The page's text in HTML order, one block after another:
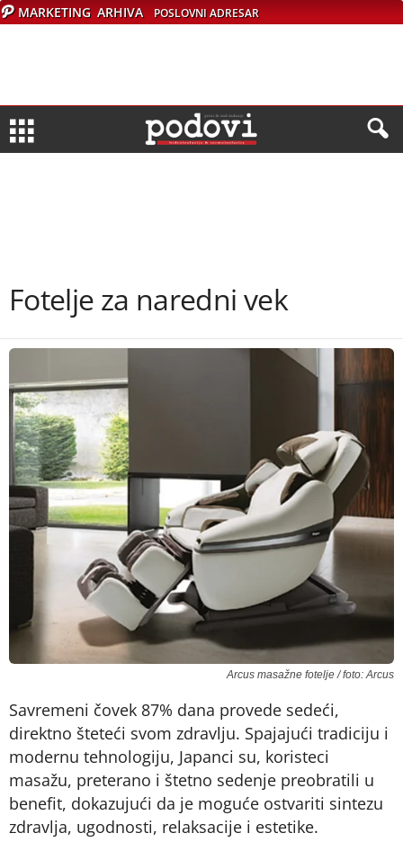
MARKETING ARHIVA POSLOVNI ADRESAR
Fotelje za naredni vek
Arcus masažne fotelje / foto: Arcus
Savremeni čovek 87% dana provede sedeći,
direktno šteteći svom zdravlju. Spajajući tradiciju i
modernu tehnologiju, Japanci su, koristeci
masažu, preterano i štetno sedenje preobratili u
benefit, dokazujući da je moguće ostvariti sintezu
zdravlja, ugodnosti, relaksacije i estetike.